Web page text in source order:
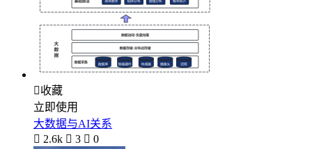
收藏
立即使用
大数据与AI关系
 2.6k  3  0